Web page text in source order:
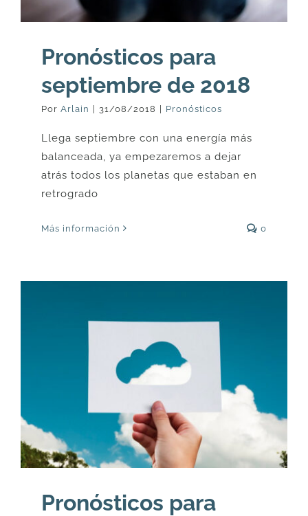
Pronósticos para
septiembre de 2018
Por Arlain | 31/08/2018 | Pronósticos
Llega septiembre con una energía más
balanceada, ya empezaremos a dejar
atrás todos los planetas que estaban en
retrogrado
Más información 0
Pronósticos para